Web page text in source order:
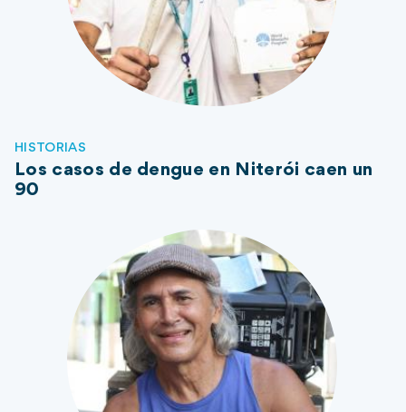
HISTORIAS
Los casos de dengue en Niterói caen un
90